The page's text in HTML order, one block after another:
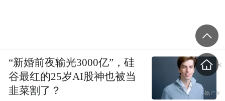
“新婚前夜输光3000亿”，硅
谷最红的25岁AI股神也被当
韭菜割了？